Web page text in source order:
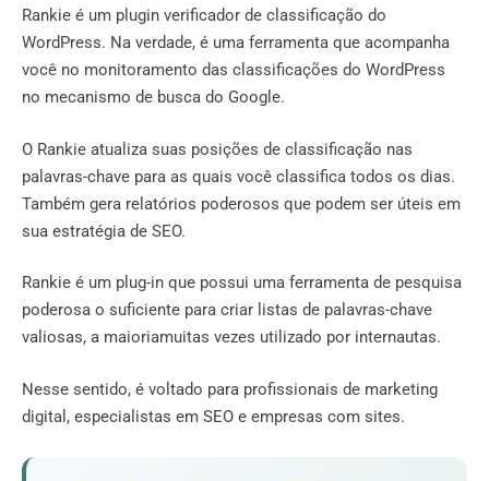
Rankie é um plugin verificador de classificação do
WordPress. Na verdade, é uma ferramenta que acompanha
você no monitoramento das classificações do WordPress
no mecanismo de busca do Google.
O Rankie atualiza suas posições de classificação nas
palavras-chave para as quais você classifica todos os dias.
Também gera relatórios poderosos que podem ser úteis em
sua estratégia de SEO.
Rankie é um plug-in que possui uma ferramenta de pesquisa
poderosa o suficiente para criar listas de palavras-chave
valiosas, a maioriamuitas vezes utilizado por internautas.
Nesse sentido, é voltado para profissionais de marketing
digital, especialistas em SEO e empresas com sites.